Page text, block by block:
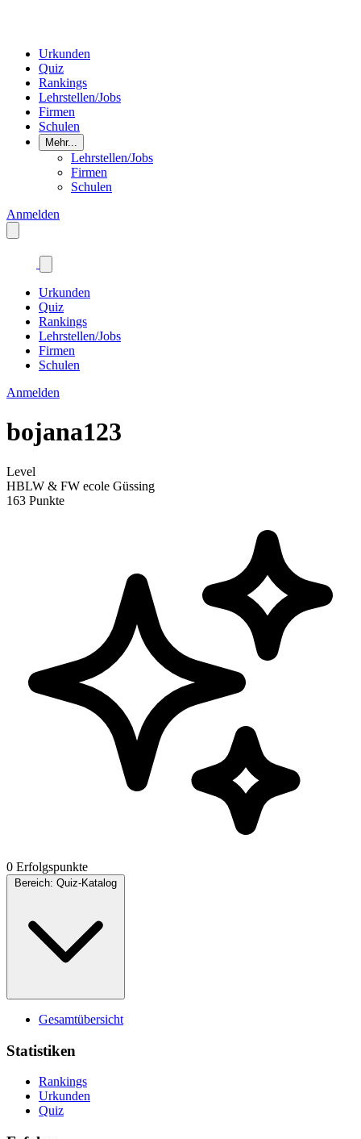
Urkunden
Quiz
Rankings
Lehrstellen/Jobs
Firmen
Schulen
Mehr...
Lehrstellen/Jobs
Firmen
Schulen
Anmelden
Urkunden
Quiz
Rankings
Lehrstellen/Jobs
Firmen
Schulen
Anmelden
bojana123
Level
HBLW & FW ecole Güssing
163 Punkte
0 Erfolgspunkte
Bereich: Quiz-Katalog
Gesamtübersicht
Statistiken
Rankings
Urkunden
Quiz